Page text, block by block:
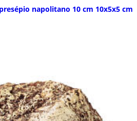
napolitano 10 cm 10x5x5 cm